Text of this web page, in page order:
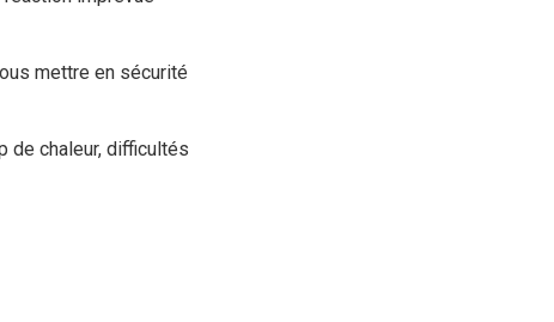
mettre en sécurité
de chaleur, difficultés